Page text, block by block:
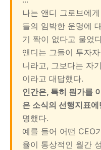
나는 앤디 그로브에
들의 임박한 운명에
기 짝이 없다고 물었
앤디는 그들이 투자
니라고, 그보다는 자
이라고 대답했다.
인간은, 특히 뭔가를
은 소식의 선행지표
명했다.
예를 들어 어떤 CEO
율이 통상적인 월간